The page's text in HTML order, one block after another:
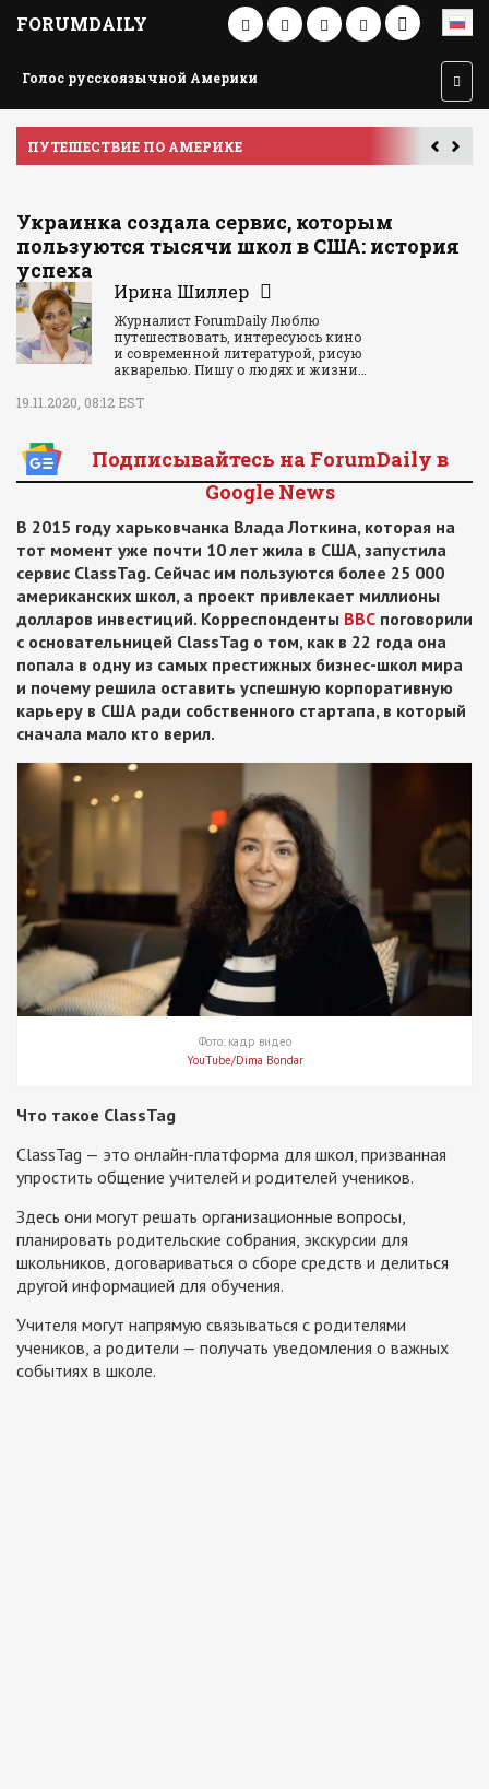
FORUMDAILY
Голос русскоязычной Америки
ПУТЕШЕСТВИЕ ПО АМЕРИКЕ
Украинка создала сервис, которым
пользуются тысячи школ в США: история
успеха
Ирина Шиллер
Журналист ForumDaily Люблю
путешествовать, интересуюсь кино
и современной литературой, рисую
акварелью. Пишу о людях и жизни…
19.11.2020, 08:12 EST
Подписывайтесь на ForumDaily в
Google News
В 2015 году харьковчанка Влада Лоткина, которая на
тот момент уже почти 10 лет жила в США, запустила
сервис ClassTag. Сейчас им пользуются более 25 000
американских школ, а проект привлекает миллионы
долларов инвестиций. Корреспонденты ВВС поговорили
с основательницей ClassTag о том, как в 22 года она
попала в одну из самых престижных бизнес-школ мира
и почему решила оставить успешную корпоративную
карьеру в США ради собственного стартапа, в который
сначала мало кто верил.
Фото: кадр видео
YouTube/Dima Bondar
Что такое ClassTag
ClassTag — это онлайн-платформа для школ, призванная
упростить общение учителей и родителей учеников.
Здесь они могут решать организационные вопросы,
планировать родительские собрания, экскурсии для
школьников, договариваться о сборе средств и делиться
другой информацией для обучения.
Учителя могут напрямую связываться с родителями
учеников, а родители — получать уведомления о важных
событиях в школе.